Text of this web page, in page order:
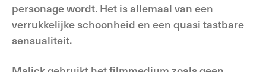
personage wordt. Het is allemaal van een
verrukkelijke schoonheid en een quasi tastbare
sensualiteit.